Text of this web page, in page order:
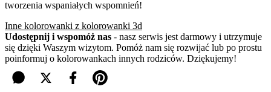
tworzenia wspaniałych wspomnień!
Inne kolorowanki z kolorowanki 3d
Udostępnij i wspomóż nas - nasz serwis jest darmowy i utrzymuje
się dzięki Waszym wizytom. Pomóż nam się rozwijać lub po prostu
poinformuj o kolorowankach innych rodziców. Dziękujemy!